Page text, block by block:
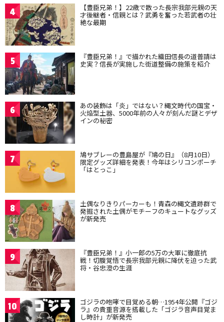
4 【豊臣兄弟！】22歳で散った長宗我部元親の天
才後継者・信親とは？武勇を奮った若武者の壮
絶な最期
5 『豊臣兄弟！』で描かれた織田信長の道普請は
史実？信長が実施した街道整備の施策を紹介
6 あの装飾は「炎」ではない？縄文時代の国宝・
火焔型土器、5000年前の人々が刻んだ謎とデザ
インの秘密
7 鳩サブレーの豊島屋が『鳩の日』（8月10日）
限定グッズ詳細を発表！今年はシリコンポーチ
「はとっこ」
8 土偶なりきりパーカーも！青森の縄文遺跡群で
発掘された土偶がモチーフのキュートなグッズ
が新発売
9 『豊臣兄弟！』小一郎の5万の大軍に徹底抗
戦！切腹覚悟で長宗我部元親に降伏を迫った武
将・谷忠澄の生涯
10 ゴジラの咆哮で目覚める朝…1954年公開『ゴジ
ラ』の貴重音源を搭載した「ゴジラ音声目覚ま
し時計」が新発売